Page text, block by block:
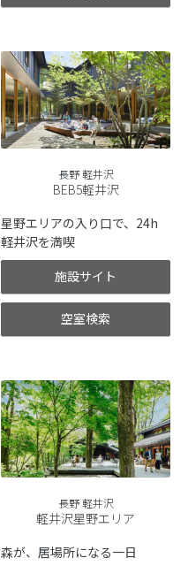
長野 軽井沢
BEB5軽井沢
星野エリアの入り口で、24h
軽井沢を満喫
施設サイト
空室検索
長野 軽井沢
軽井沢星野エリア
森が、居場所になる一日